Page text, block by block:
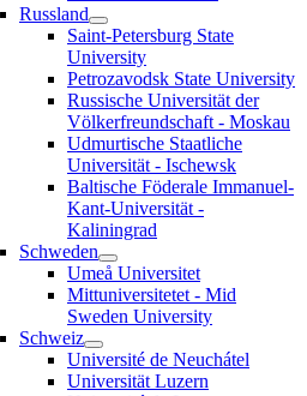
Russland
Saint-Petersburg State
University
Petrozavodsk State University
Russische Universität der
Völkerfreundschaft - Moskau
Udmurtische Staatliche
Universität - Ischewsk
Baltische Föderale Immanuel-
Kant-Universität -
Kaliningrad
Schweden
Umeå Universitet
Mittuniversitetet - Mid
Sweden University
Schweiz
Université de Neuchátel
Universität Luzern